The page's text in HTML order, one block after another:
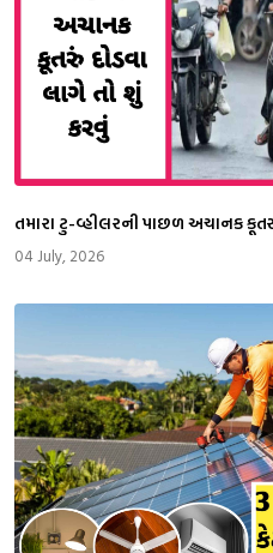
તમારા ટુ-વ્હીલરની પાછળ અચાનક
04 July, 2026